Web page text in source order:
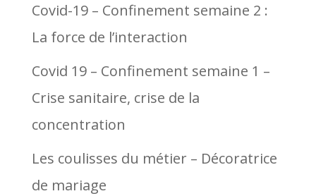
Covid-19 – Confinement semaine 2 :
La force de l’interaction
Covid 19 – Confinement semaine 1 –
Crise sanitaire, crise de la
concentration
Les coulisses du métier – Décoratrice
de mariage